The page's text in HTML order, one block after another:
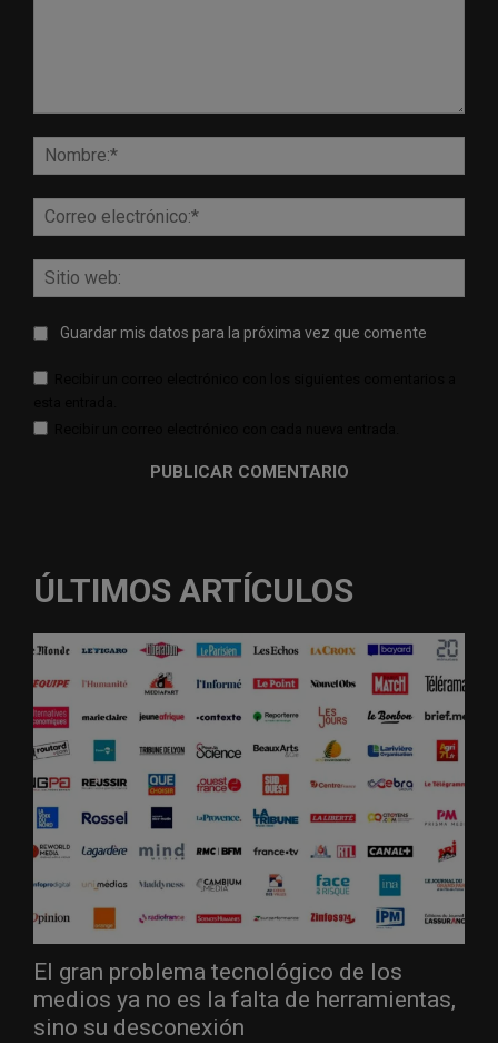
Guardar mis datos para la próxima vez que comente
ÚLTIMOS ARTÍCULOS
El gran problema tecnológico de los
medios ya no es la falta de herramientas,
sino su desconexión